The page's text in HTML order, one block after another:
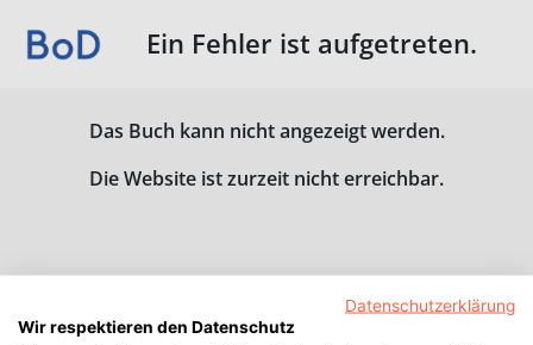
Ein Fehler ist aufgetreten.
Das Buch kann nicht angezeigt werden.
Die Website ist zurzeit nicht erreichbar.
Datenschutzerklärung
Wir respektieren den Datenschutz